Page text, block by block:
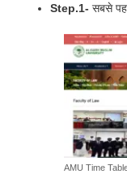
Step.1- सबसे
AMU Time